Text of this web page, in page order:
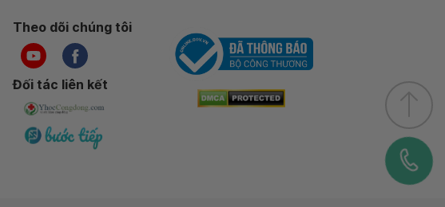
Theo dõi chúng tôi
Đối tác liên kết